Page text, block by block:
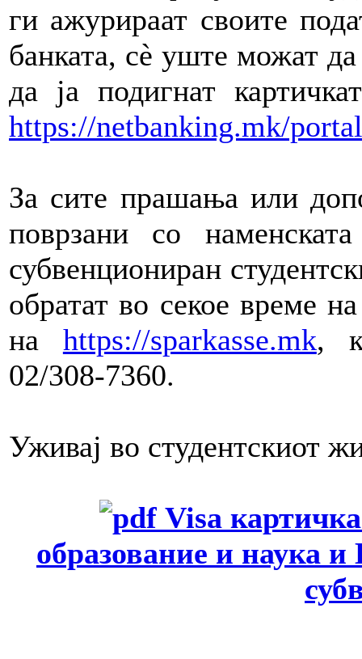
ги ажурираат своите
банката, сѐ уште можат да
да ја подигнат
https://netbanking.mk/
За сите прашања или
поврзани со
субвенциониран
обратат во секое време
на https://sparkasse.mk,
02/308-7360.
Уживај во студентскиот
Visa
образование и наука